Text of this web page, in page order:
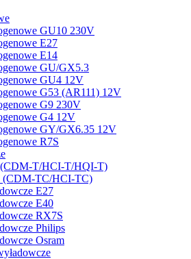
GU10 230V
E27
E14
GU/GX5.3
GU4 12V
G53 (AR111) 12V
G9 230V
G4 12V
GY/GX6.35 12V
R7S
T/HCI-T/HQI-T)
(CDM-TC/HCI-TC)
E27
E40
RX7S
Philips
Osram